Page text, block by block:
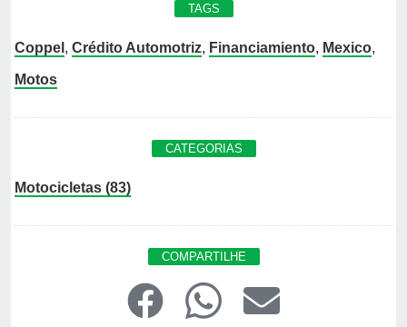
TAGS
Coppel , Crédito Automotriz, Financiamiento, Mexico,
Motos
CATEGORIAS
Motocicletas (83)
COMPARTILHE